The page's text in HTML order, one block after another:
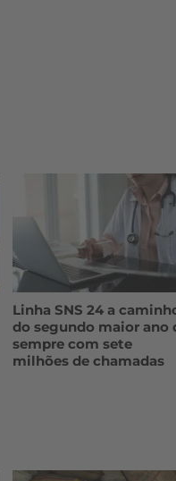
Linha SNS 24 a
do segundo maior ano
sempre com sete
milhões de chamadas